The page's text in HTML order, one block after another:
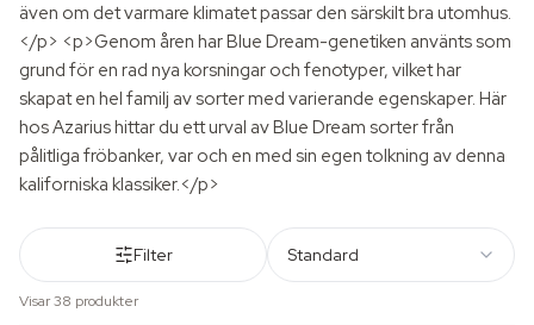
även om det varmare klimatet passar den särskilt bra utomhus.
</p> <p>Genom åren har Blue Dream-genetiken använts som
grund för en rad nya korsningar och fenotyper, vilket har
skapat en hel familj av sorter med varierande egenskaper. Här
hos Azarius hittar du ett urval av Blue Dream sorter från
pålitliga fröbanker, var och en med sin egen tolkning av denna
kaliforniska klassiker.</p>
Filter Standard
Visar 38 produkter